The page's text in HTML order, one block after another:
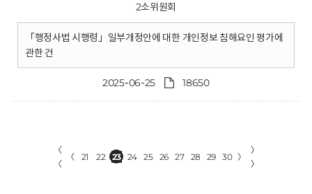
2소위원회
「행정사법 시행령」일부개정안에 대한 개인정보 침해요인 평가에
관한 건
2025-06-25 18650
〈
〈
〈 21 22 23 24 25 26 27 28 29 30 〉
〉
〉